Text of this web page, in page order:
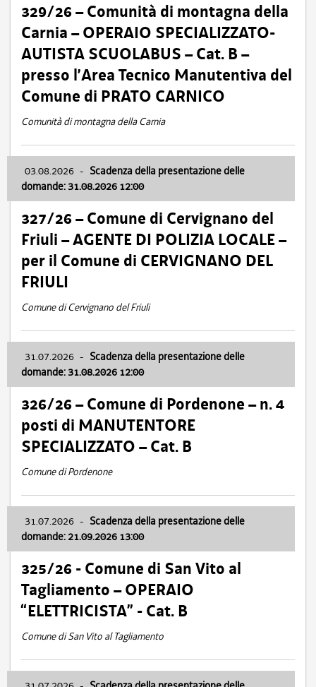
329/26 – Comunità di montagna della
Carnia – OPERAIO SPECIALIZZATO-
AUTISTA SCUOLABUS – Cat. B –
presso l’Area Tecnico Manutentiva del
Comune di PRATO CARNICO
Comunità di montagna della Carnia
03.08.2026 - Scadenza della presentazione delle
domande: 31.08.2026 12:00
327/26 – Comune di Cervignano del
Friuli – AGENTE DI POLIZIA LOCALE –
per il Comune di CERVIGNANO DEL
FRIULI
Comune di Cervignano del Friuli
31.07.2026 - Scadenza della presentazione delle
domande: 31.08.2026 12:00
326/26 – Comune di Pordenone – n. 4
posti di MANUTENTORE
SPECIALIZZATO – Cat. B
Comune di Pordenone
31.07.2026 - Scadenza della presentazione delle
domande: 21.09.2026 13:00
325/26 - Comune di San Vito al
Tagliamento – OPERAIO
“ELETTRICISTA” - Cat. B
Comune di San Vito al Tagliamento